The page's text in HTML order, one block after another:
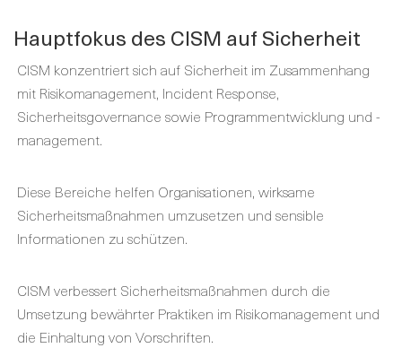
Hauptfokus des CISM auf Sicherheit
CISM konzentriert sich auf Sicherheit im Zusammenhang
mit Risikomanagement, Incident Response,
Sicherheitsgovernance sowie Programmentwicklung und -
management.
Diese Bereiche helfen Organisationen, wirksame
Sicherheitsmaßnahmen umzusetzen und sensible
Informationen zu schützen.
CISM verbessert Sicherheitsmaßnahmen durch die
Umsetzung bewährter Praktiken im Risikomanagement und
die Einhaltung von Vorschriften.